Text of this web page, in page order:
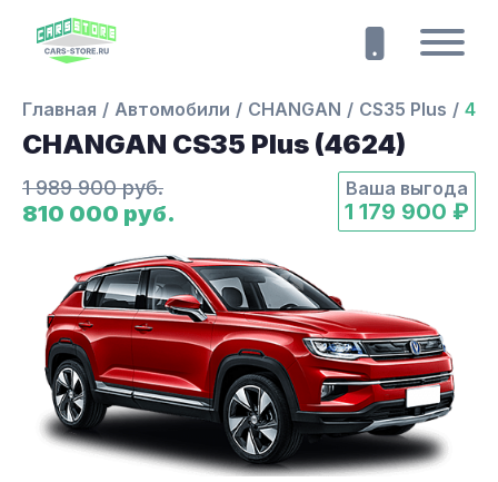
Главная Автомобили CHANGAN CS35 Plus
CHANGAN CS35 Plus (4624)
1 989 900 руб.
810 000 руб.
Ваша выгода
1 179 900 ₽